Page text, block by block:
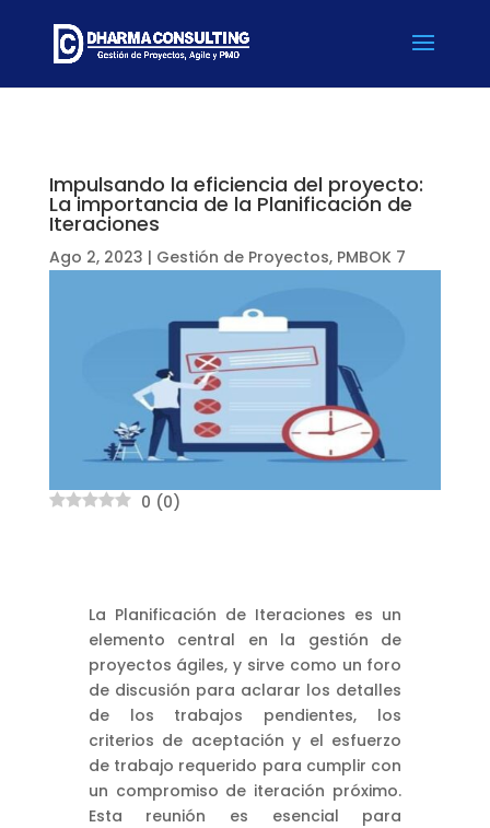
Impulsando la eficiencia del proyecto:
La importancia de la Planificación de
Iteraciones
Ago 2, 2023 | Gestión de Proyectos, PMBOK 7
0 (0)
La Planificación de Iteraciones es un
elemento central en la gestión de
proyectos ágiles, y sirve como un foro
de discusión para aclarar los detalles
de los trabajos pendientes, los
criterios de aceptación y el esfuerzo
de trabajo requerido para cumplir con
un compromiso de iteración próximo.
Esta reunión es esencial para